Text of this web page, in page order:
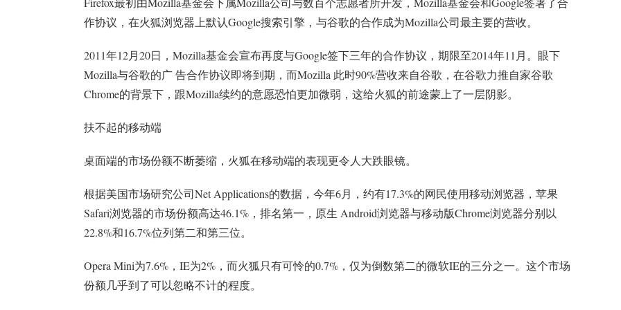
作协议，在火狐浏览器上默认Google搜索引擎，与谷歌的合作成为Mozilla公司最主要的营收。
2011年12月20日，Mozilla基金会宣布再度与Google签下三年的合作协议，期限至2014年11月。眼下
Mozilla与谷歌的广 告合作协议即将到期，而Mozilla 此时90%营收来自谷歌，在谷歌力推自家谷歌
Chrome的背景下，跟Mozilla续约的意愿恐怕更加微弱，这给火狐的前途蒙上了一层阴影。
扶不起的移动端
桌面端的市场份额不断萎缩，火狐在移动端的表现更令人大跌眼镜。
根据美国市场研究公司Net Applications的数据，今年6月，约有17.3%的网民使用移动浏览器，苹果
Safari浏览器的市场份额高达46.1%，排名第一，原生 Android浏览器与移动版Chrome浏览器分别以
22.8%和16.7%位列第二和第三位。
Opera Mini为7.6%，IE为2%，而火狐只有可怜的0.7%，仅为倒数第二的微软IE的三分之一。这个市场
份额几乎到了可以忽略不计的程度。